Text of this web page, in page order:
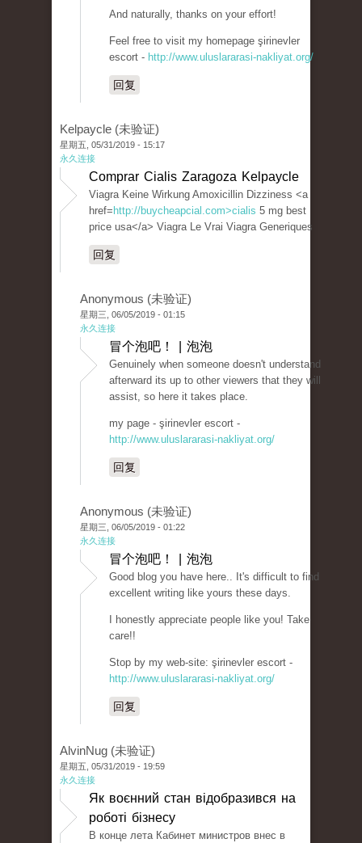
And naturally, thanks on your effort!
Feel free to visit my homepage şirinevler
escort - http://www.uluslararasi-nakliyat.org/
回复
Kelpaycle (未验证)
星期五, 05/31/2019 - 15:17
永久连接
Comprar Cialis Zaragoza Kelpaycle
Viagra Keine Wirkung Amoxicillin Dizziness <a
href= http://buycheapcial.com>cialis 5 mg best
price usa</a> Viagra Le Vrai Viagra Generiques
回复
Anonymous (未验证)
星期三, 06/05/2019 - 01:15
永久连接
冒个泡吧！ | 泡泡
Genuinely when someone doesn't understand
afterward its up to other viewers that they will
assist, so here it takes place.
my page - şirinevler escort -
http://www.uluslararasi-nakliyat.org/
回复
Anonymous (未验证)
星期三, 06/05/2019 - 01:22
永久连接
冒个泡吧！ | 泡泡
Good blog you have here.. It's difficult to find
excellent writing like yours these days.
I honestly appreciate people like you! Take
care!!
Stop by my web-site: şirinevler escort -
http://www.uluslararasi-nakliyat.org/
回复
AlvinNug (未验证)
星期五, 05/31/2019 - 19:59
永久连接
Як воєнний стан відобразився на
роботі бізнесу
В конце лета Кабинет министров внес в